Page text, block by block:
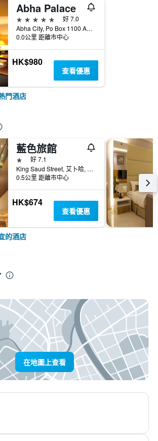
Abha Palace
5星級
好 7.0
Abha City, Po Box 1100 Abha, 艾卜哈, 沙烏地阿拉伯
0.0公里 距離市中心
HK$980
查看優惠
門酒店
藍色旅館
1星級好 7.1
King Saud Street, 艾卜哈, 沙烏地阿拉伯
0.5公里 距離市中心
HK$674
查看優惠
的酒店
在地圖上查看